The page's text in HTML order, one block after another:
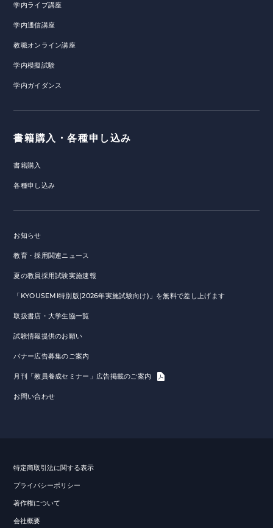
学内ライブ講座
学内通信講座
教職オンライン講座
学内模擬試験
学内ガイダンス
書籍購入・各種申し込み
書籍購入
各種申し込み
お知らせ
教育・採用関連ニュース
夏の教員採用試験実施速報
「KYOUSEMI特別版(2026年実施試験向け)」を無料で差し上げます
取扱書店・大学生協一覧
試験情報提供のお願い
バナー広告募集のご案内
月刊「教員養成セミナー」広告掲載のご案内
お問い合わせ
特定商取引法に関する表示
プライバシーポリシー
著作権について
会社概要